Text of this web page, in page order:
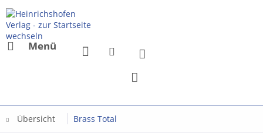
Menü
Übersicht Brass Total